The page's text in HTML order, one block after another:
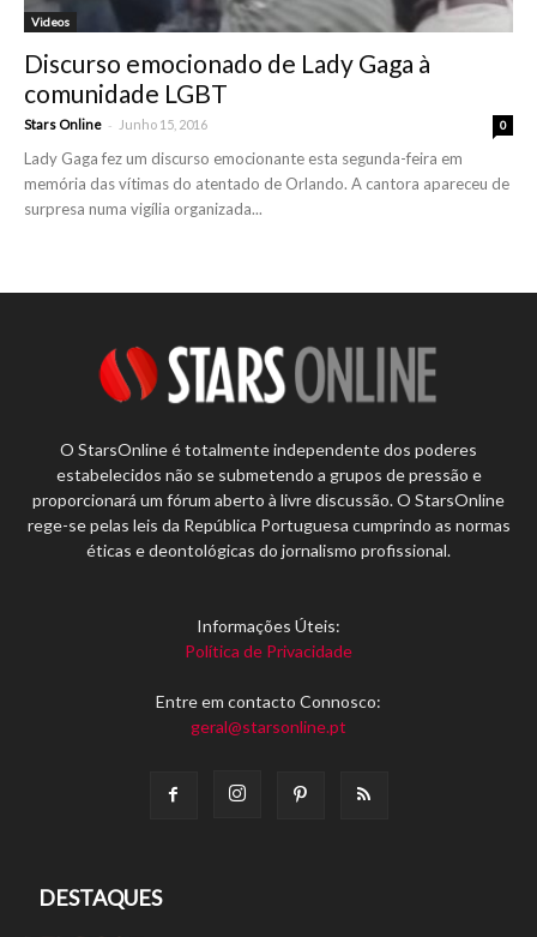
Videos
Discurso emocionado de Lady Gaga à
comunidade LGBT
Stars Online - Junho 15, 2016 0
Lady Gaga fez um discurso emocionante esta segunda-feira em
memória das vítimas do atentado de Orlando. A cantora apareceu de
surpresa numa vigília organizada...
O StarsOnline é totalmente independente dos poderes
estabelecidos não se submetendo a grupos de pressão e
proporcionará um fórum aberto à livre discussão. O StarsOnline
rege-se pelas leis da República Portuguesa cumprindo as normas
éticas e deontológicas do jornalismo profissional.
Informações Úteis:
Política de Privacidade
Entre em contacto Connosco:
geral@starsonline.pt
DESTAQUES